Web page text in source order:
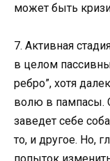
может быть
7. Активная
в целом
ребро”, хотя
волю в пампасы.
заведет себе
то, и другое. Но,